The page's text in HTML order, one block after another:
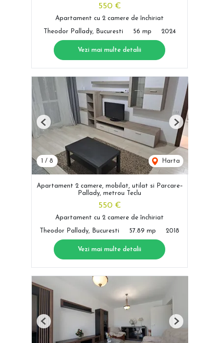
550 €
Apartament cu 2 camere de închiriat
Theodor Pallady, Bucuresti 56 mp 2024
Vezi mai multe detalii
1 / 8 Harta
Previous Next
Apartament 2 camere, mobilat, utilat si Parcare–
Pallady, metrou Teclu
550 €
Apartament cu 2 camere de închiriat
Theodor Pallady, Bucuresti 57.89 mp 2018
Vezi mai multe detalii
Previous Next